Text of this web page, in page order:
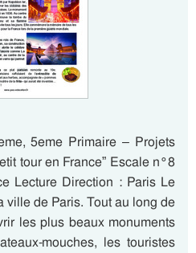
5eme Primaire – Projets
tour en France” Escale n°8
Lecture Direction : Paris Le
ville de Paris. Tout au long de
les plus beaux monuments
mouches, les touristes